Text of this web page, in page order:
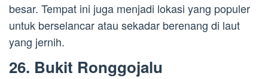
besar. Tempat ini juga menjadi lokasi yang populer
untuk berselancar atau sekadar berenang di laut
yang jernih.
26. Bukit Ronggojalu